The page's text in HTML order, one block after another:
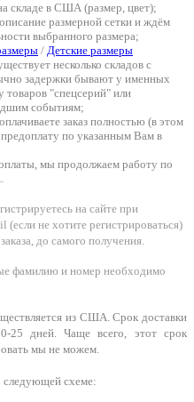
складе в США (размер, цвет);
размерной сетки и ждём
выбранного размера;
/ Детские размеры
несколько складов с
задержки бывают у именных
товаров "спецсерий" или
событиям;
заказ полностью (в этом
предоплату по указанным Вам в
мы продолжаем работу по
на сайте при
не хотите регистрироваться)
до самого получения.
фамилию и номер необходимо
из США. Срок доставки
25 дней. Чаще всего, этот срок
мы не можем.
следующей схеме: